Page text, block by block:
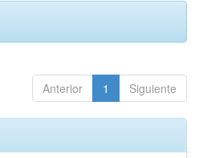
Anterior 1 Siguiente